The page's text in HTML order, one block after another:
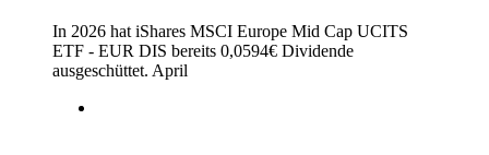
In 2026 hat iShares MSCI Europe Mid Cap UCITS
ETF - EUR DIS bereits 0,0594€ Dividende
ausgeschüttet. April